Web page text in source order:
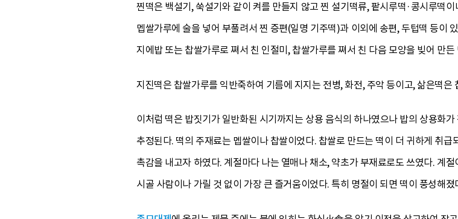
찐떡은 백설기, 쑥설기와 같이 켜를 만들지 않고 찐 설기떡류, 팥시루떡·콩시루떡
멥쌀가루에 술을 넣어 부풀려서 찐 증편(일명 기주떡)과 이외에 송편, 두텁떡 등이
지에밥 또는 찹쌀가루로 쪄서 친 인절미, 찹쌀가루를 쪄서 친 다음 모양을 빚어 만든
지진떡은 찹쌀가루를 익반죽하여 기름에 지지는 전병, 화전, 주악 등이고, 삶은떡
이처럼 떡은 밥짓기가 일반화된 시기까지는 상용 음식의 하나였으나 밥의 상용화
추정된다. 떡의 주재료는 멥쌀이나 찹쌀이었다. 찹쌀로 만드는 떡이 더 귀하게 취
촉감을 내고자 하였다. 계절마다 나는 열매나 채소, 약초가 부재료로도 쓰였다. 계
시골 사람이나 가릴 것 없이 가장 큰 즐거움이었다. 특히 명절이 되면 떡이 풍성해졌